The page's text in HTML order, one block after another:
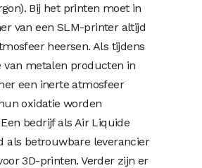
Bij het printen moet in
van een SLM-printer altijd
heersen. Als tijdens
van metalen producten in
een inerte atmosfeer
oxidatie worden
bedrijf als Air Liquide
als betrouwbare leverancier
3D-printen. Verder zijn er